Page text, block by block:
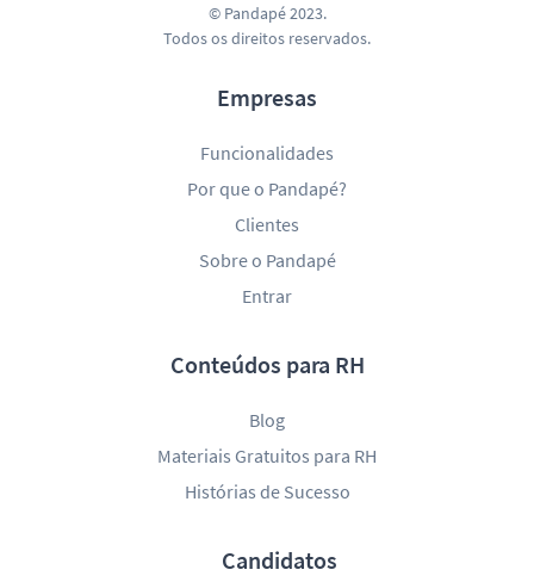
© Pandapé 2023.
Todos os direitos reservados.
Empresas
Funcionalidades
Por que o Pandapé?
Clientes
Sobre o Pandapé
Entrar
Conteúdos para RH
Blog
Materiais Gratuitos para RH
Histórias de Sucesso
Candidatos